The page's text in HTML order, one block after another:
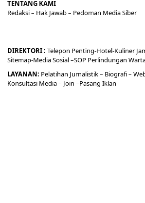
TENTANG KAMI
Redaksi– Hak Jawab – Pedoman Media Siber
DIREKTORI: Telepon Penting-Hotel-Kuliner
Sitemap-Media Sosial –SOP Perlindungan
LAYANAN: Pelatihan Jurnalistik – Biografi–
Konsultasi Media– Join –Pasang Iklan